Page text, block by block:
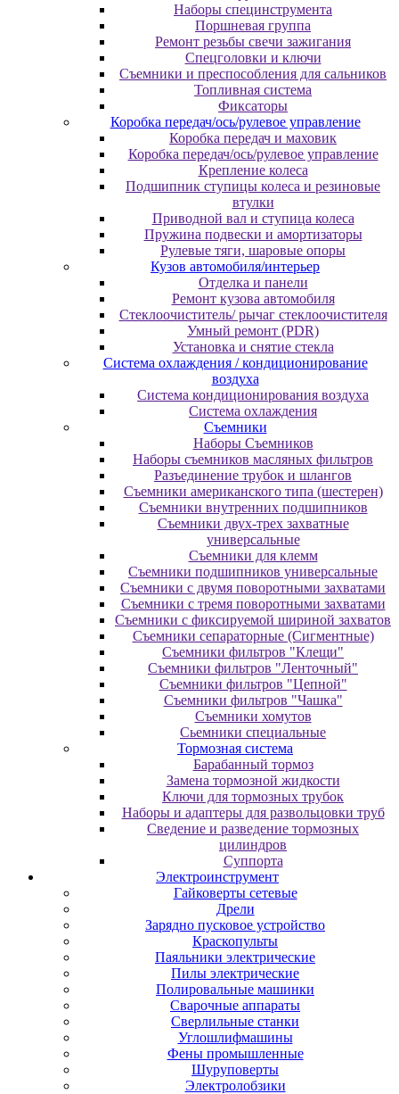
Наборы специнструмента
Поршневая группа
Ремонт резьбы свечи зажигания
Спецголовки и ключи
Съемники и преспособления для сальников
Топливная система
Фиксаторы
Коробка передач/ось/рулевое управление
Коробка передач и маховик
Коробка передач/ось/рулевое управление
Крепление колеса
Подшипник ступицы колеса и резиновые
втулки
Приводной вал и ступица колеса
Пружина подвески и амортизаторы
Рулевые тяги, шаровые опоры
Кузов автомобиля/интерьер
Отделка и панели
Ремонт кузова автомобиля
Стеклоочиститель/ рычаг стеклоочистителя
Умный ремонт (PDR)
Установка и снятие стекла
Система охлаждения / кондиционирование
воздуха
Система кондиционирования воздуха
Система охлаждения
Съемники
Наборы Съемников
Наборы съемников масляных фильтров
Разъединение трубок и шлангов
Съемники американского типа (шестерен)
Съемники внутренних подшипников
Съемники двух-трех захватные
универсальные
Съемники для клемм
Съемники подшипников универсальные
Съемники с двумя поворотными захватами
Съемники с тремя поворотными захватами
Съемники с фиксируемой шириной захватов
Съемники сепараторные (Сигментные)
Съемники фильтров "Клещи"
Съемники фильтров "Ленточный"
Съемники фильтров "Цепной"
Съемники фильтров "Чашка"
Съемники хомутов
Сьемники специальные
Тормозная система
Барабанный тормоз
Замена тормозной жидкости
Ключи для тормозных трубок
Наборы и адаптеры для развольцовки труб
Сведение и разведение тормозных
цилиндров
Суппорта
Электроинструмент
Гайковерты сетевые
Дрели
Зарядно пусковое устройство
Краскопульты
Паяльники электрические
Пилы электрические
Полировальные машинки
Сварочные аппараты
Сверлильные станки
Углошлифмашины
Фены промышленные
Шуруповерты
Электролобзики